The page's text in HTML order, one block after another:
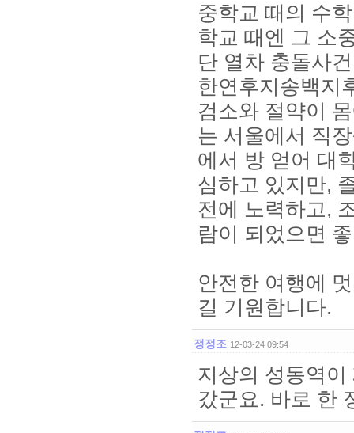
중학교 때의 수
학교 때엔 그 소
단 열차 충돌사
한연후지송백지
검소와 절약이
는 서울에서 직
에서 방 얻어 대
심하고 있지만,
전에 노력하고,
람이 되었으면
안전한 여행에
길 기원합니다.
정정조 12-03-24 09:54
지상의 성동역
갔군요. 바로 한